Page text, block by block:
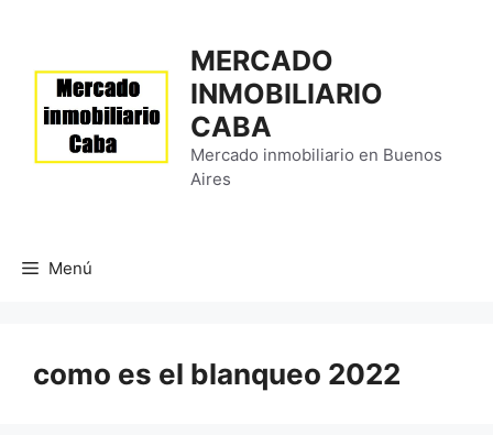
contenido
MERCADO
INMOBILIARIO
CABA
Mercado inmobiliario en Buenos
Aires
Menú
como es el blanqueo 2022